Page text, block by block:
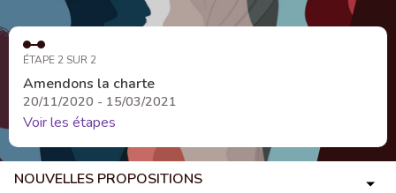
ÉTAPE 2 SUR 2
Amendons la charte
20/11/2020 - 15/03/2021
Voir les étapes
NOUVELLES PROPOSITIONS